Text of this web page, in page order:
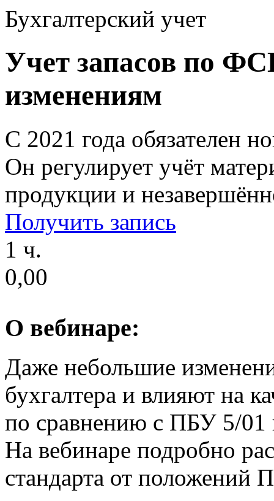
Бухгалтерский учет
Учет запасов по
изменениям
С 2021 года обязателен
Он регулирует учёт
продукции и
Получить запись
1 ч.
0,00
О вебинаре:
Даже небольшие
бухгалтера и влияют на
по сравнению с ПБУ 5/01
На вебинаре подробно
стандарта от положений